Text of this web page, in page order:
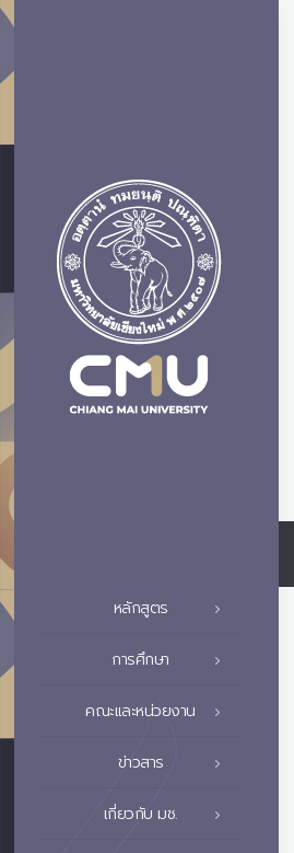
หลักสูตร
การศึกษา
คณะและหน่วยงาน
ข่าวสาร
เกี่ยวกับ มช.